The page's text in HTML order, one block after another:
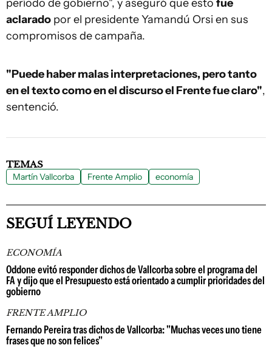
período de gobierno", y aseguró que esto fue
aclarado por el presidente Yamandú Orsi en sus
compromisos de campaña.
"Puede haber malas interpretaciones, pero tanto
en el texto como en el discurso el Frente fue claro",
sentenció.
TEMAS
Martín Vallcorba Frente Amplio economía
SEGUÍ LEYENDO
ECONOMÍA
Oddone evitó responder dichos de Vallcorba sobre el programa del
FA y dijo que el Presupuesto está orientado a cumplir prioridades del
gobierno
FRENTE AMPLIO
Fernando Pereira tras dichos de Vallcorba: "Muchas veces uno tiene
frases que no son felices"